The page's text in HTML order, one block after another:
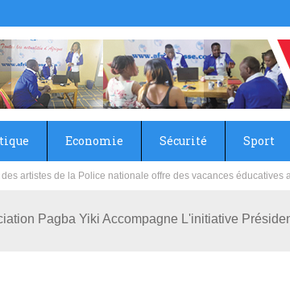
Economie Sécurité Sport
primaire et collège du Camp Général Aboubacar Sangoulé
Pagba Yiki Accompagne L'initiative